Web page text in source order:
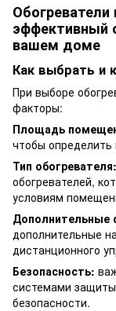
эффективный
вашем доме
Как выбрать и
При выборе
факторы:
Площадь
чтобы
Тип обогревателя:
обогревателей,
условиям
Дополнительные
дополнительные
дистанционного
Безопасность:
системами
безопасности.